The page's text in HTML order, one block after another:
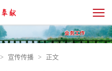
> 宣传传播 > 正文